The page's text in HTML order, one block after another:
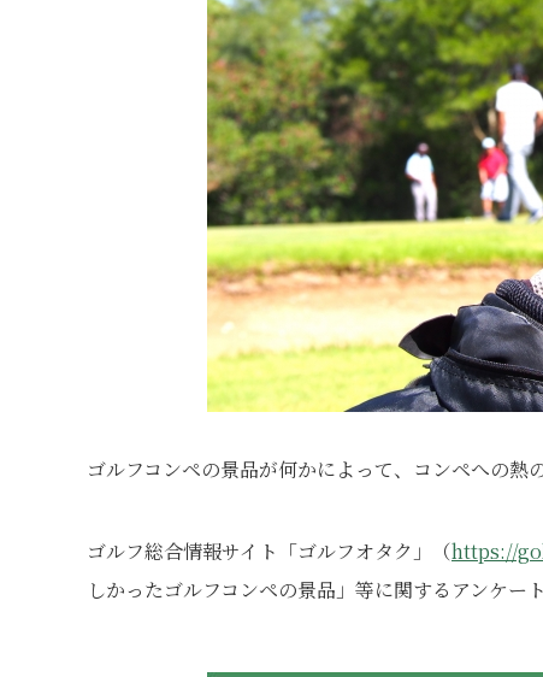
ゴルフコンペの景品が何かによって、コンペへの熱
ゴルフ総合情報サイト「ゴルフオタク」（https://
しかったゴルフコンペの景品」等に関するアンケー